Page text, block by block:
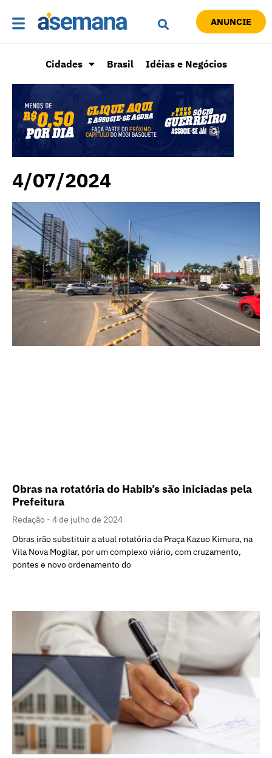
ANUNCIE
Cidades Brasil Idéias e Negócios
4/07/2024
Obras na rotatória do Habib’s são iniciadas pela
Prefeitura
Redação
4 de julho de 2024
Obras irão substituir a atual rotatória da Praça Kazuo Kimura, na
Vila Nova Mogilar, por um complexo viário, com cruzamento,
pontes e novo ordenamento do